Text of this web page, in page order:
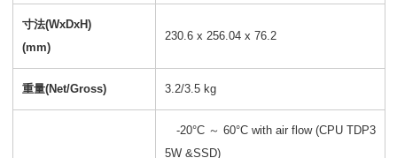
寸法(WxDxH)
(mm)
230.6 x 256.04 x 76.2
重量(Net/Gross) 3.2/3.5 kg
-20°C ～ 60°C with air flow (CPU TDP3
5W &SSD)